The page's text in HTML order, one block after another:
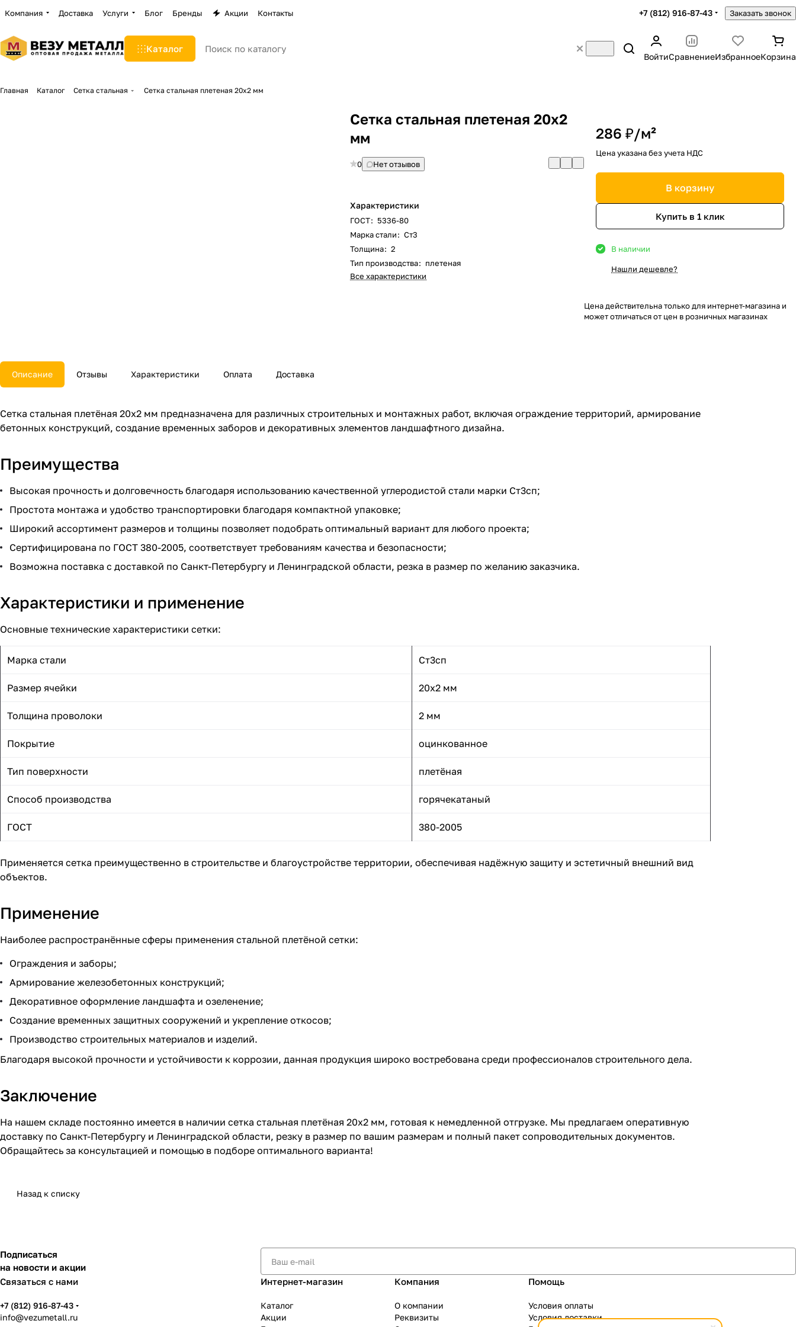
Компания Доставка Услуги Блог Бренды Акции Контакты +7 (812) 916-87-43 Заказать звонок
Каталог
ВойтиСравнениеИзбранноеКорзина
Главная Каталог Сетка стальная Сетка стальная плетеная 20х2 мм
Сетка стальная плетеная 20х2
мм
0 Нет отзывов
Характеристики
ГОСТ: 5336-80
Марка стали: Ст3
Толщина: 2
Тип производства: плетеная
Все характеристики
286 ₽/м²
Цена указана без учета НДС
В корзину
Купить в 1 клик
В наличии
Нашли дешевле?
Цена действительна только для интернет-магазина и
может отличаться от цен в розничных магазинах
Описание Отзывы Характеристики Оплата Доставка
Сетка стальная плетёная 20x2 мм предназначена для различных строительных и монтажных работ, включая ограждение территорий, армирование
бетонных конструкций, создание временных заборов и декоративных элементов ландшафтного дизайна.
Преимущества
Высокая прочность и долговечность благодаря использованию качественной углеродистой стали марки Ст3сп;
Простота монтажа и удобство транспортировки благодаря компактной упаковке;
Широкий ассортимент размеров и толщины позволяет подобрать оптимальный вариант для любого проекта;
Сертифицирована по ГОСТ 380-2005, соответствует требованиям качества и безопасности;
Возможна поставка с доставкой по Санкт-Петербургу и Ленинградской области, резка в размер по желанию заказчика.
Характеристики и применение
Основные технические характеристики сетки:
Марка стали Ст3сп
Размер ячейки 20x2 мм
Толщина проволоки 2 мм
Покрытие оцинкованное
Тип поверхности плетёная
Способ производства горячекатаный
ГОСТ 380-2005
Применяется сетка преимущественно в строительстве и благоустройстве территории, обеспечивая надёжную защиту и эстетичный внешний вид
объектов.
Применение
Наиболее распространённые сферы применения стальной плетёной сетки:
Ограждения и заборы;
Армирование железобетонных конструкций;
Декоративное оформление ландшафта и озеленение;
Создание временных защитных сооружений и укрепление откосов;
Производство строительных материалов и изделий.
Благодаря высокой прочности и устойчивости к коррозии, данная продукция широко востребована среди профессионалов строительного дела.
Заключение
На нашем складе постоянно имеется в наличии сетка стальная плетёная 20x2 мм, готовая к немедленной отгрузке. Мы предлагаем оперативную
доставку по Санкт-Петербургу и Ленинградской области, резку в размер по вашим размерам и полный пакет сопроводительных документов.
Обращайтесь за консультацией и помощью в подборе оптимального варианта!
Назад к списку
Подписаться
на новости и акции
Связаться с нами
+7 (812) 916-87-43
info@vezumetall.ru
Интернет-магазин
Каталог
Акции
Компания
О компании
Реквизиты
Помощь
Условия оплаты
Условия доставки